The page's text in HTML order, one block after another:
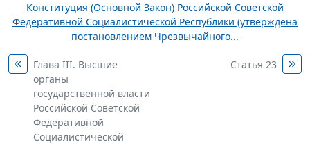
Конституция (Основной Закон) Российской Советской
Федеративной Социалистической Республики (утверждена
постановлением Чрезвычайного...
Глава III. Высшие
органы
государственной власти
Российской Советской
Федеративной
Социалистической
Статья 23